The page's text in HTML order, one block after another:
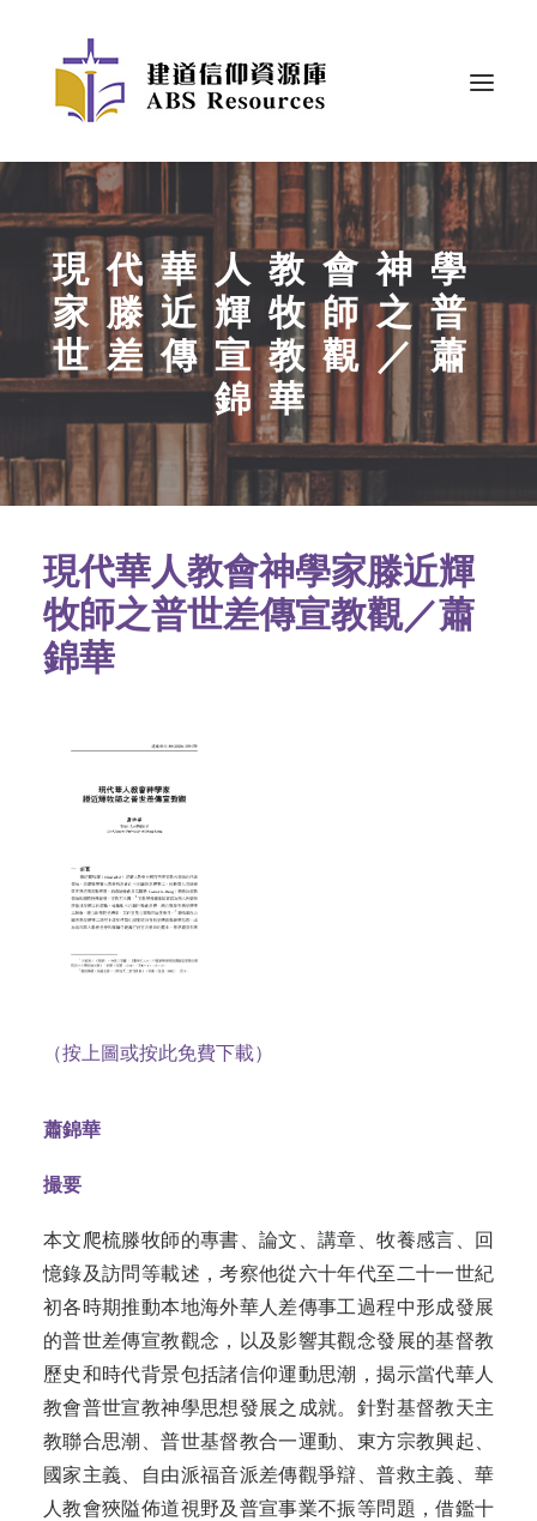
現代華人教會神學
家滕近輝牧師之普
世差傳宣教觀／蕭
錦華
現代華人教會神學家滕近輝
牧師之普世差傳宣教觀／蕭
錦華
（按上圖或按此免費下載）
蕭錦華
撮要
本文爬梳滕牧師的專書、論文、講章、牧養感言、回
憶錄及訪問等載述，考察他從六十年代至二十一世紀
初各時期推動本地海外華人差傳事工過程中形成發展
的普世差傳宣教觀念，以及影響其觀念發展的基督教
歷史和時代背景包括諸信仰運動思潮，揭示當代華人
教會普世宣教神學思想發展之成就。針對基督教天主
教聯合思潮、普世基督教合一運動、東方宗教興起、
國家主義、自由派福音派差傳觀爭辯、普救主義、華
人教會狹隘佈道視野及普宣事業不振等問題，借鑑十